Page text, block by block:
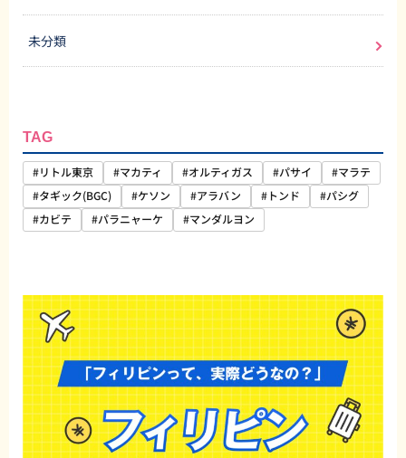
未分類
TAG
#リトル東京 #マカティ #オルティガス #パサイ
#マラテ
#タギック(BGC)
#ケソン #アラバン #トンド
#パシグ
#カビテ
#パラニャーケ #マンダルヨン